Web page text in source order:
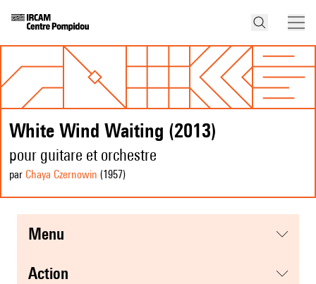
White Wind Waiting (2013)
pour guitare et orchestre
par Chaya Czernowin (1957)
menu
action